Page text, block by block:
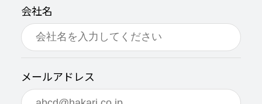
会社名
メールアドレス